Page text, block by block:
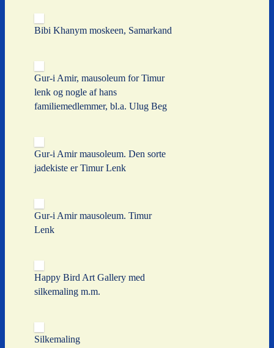
Bibi Khanym moskeen, Samarkand
Gur-i Amir, mausoleum for Timur
lenk og nogle af hans
familiemedlemmer, bl.a. Ulug Beg
Gur-i Amir mausoleum. Den sorte
jadekiste er Timur Lenk
Gur-i Amir mausoleum. Timur
Lenk
Happy Bird Art Gallery med
silkemaling m.m.
Silkemaling